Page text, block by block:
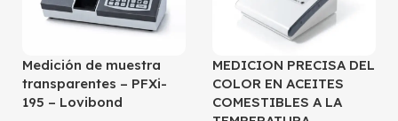
Medición de muestra
transparentes – PFXi-
195 – Lovibond
MEDICION PRECISA DEL
COLOR EN ACEITES
COMESTIBLES A LA